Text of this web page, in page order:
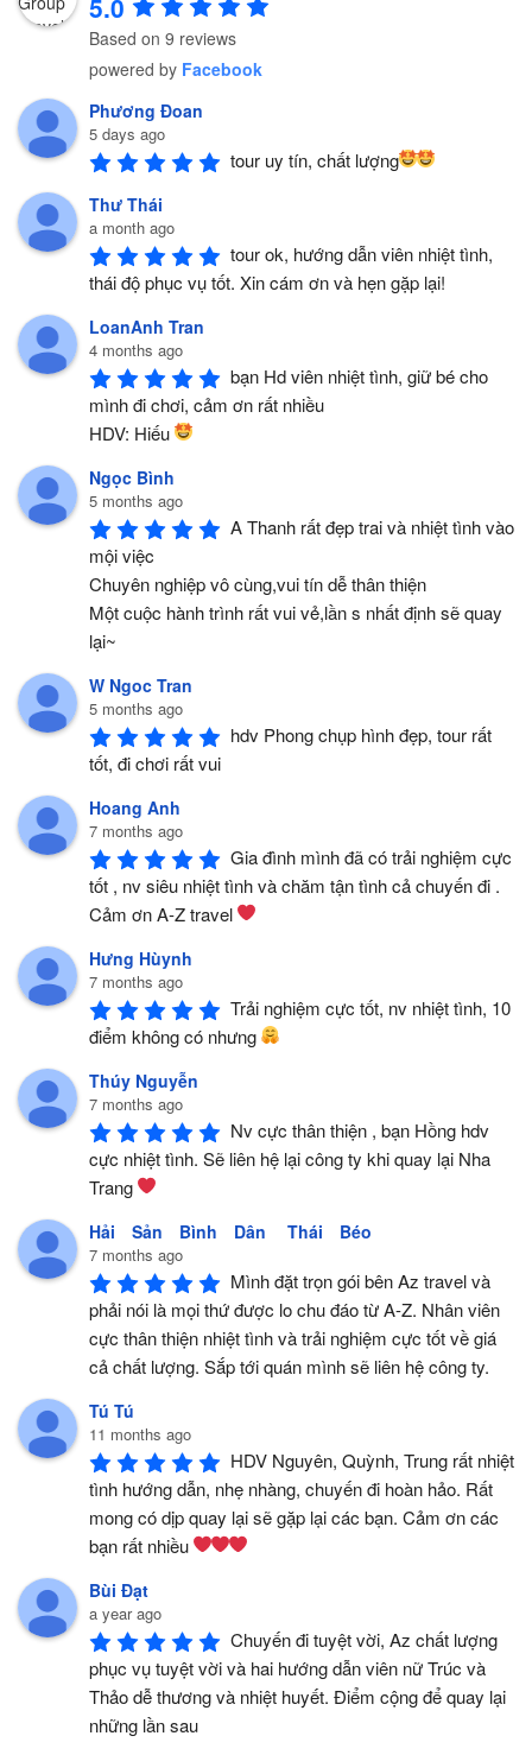
5.0
Based on 9 reviews
powered by Facebook
Phương Đoan
5 days ago
tour uy tín, chất lượng
Thư Thái
a month ago
tour ok, hướng dẫn viên nhiệt tình,
thái độ phục vụ tốt. Xin cám ơn và hẹn gặp lại!
LoanAnh Tran
4 months ago
bạn Hd viên nhiệt tình, giữ bé cho
mình đi chơi, cảm ơn rất nhiều
HDV: Hiếu
Ngọc Bình
5 months ago
A Thanh rất đẹp trai và nhiệt tình vào
mội việc
Chuyên nghiệp vô cùng,vui tín dễ thân thiện
Một cuộc hành trình rất vui vẻ,lần s nhất định sẽ quay
lại~
W Ngoc Tran
5 months ago
hdv Phong chụp hình đẹp, tour rất
tốt, đi chơi rất vui
Hoang Anh
7 months ago
Gia đình mình đã có trải nghiệm cực
tốt , nv siêu nhiệt tình và chăm tận tình cả chuyến đi .
Cảm ơn A-Z travel
Hưng Hùynh
7 months ago
Trải nghiệm cực tốt, nv nhiệt tình, 10
điểm không có nhưng
Thúy Nguyễn
7 months ago
Nv cực thân thiện , bạn Hồng hdv
cực nhiệt tình. Sẽ liên hệ lại công ty khi quay lại Nha
Trang
Hải Sản Bình Dân Thái Béo
7 months ago
Mình đặt trọn gói bên Az travel và
phải nói là mọi thứ được lo chu đáo từ A-Z. Nhân viên
cực thân thiện nhiệt tình và trải nghiệm cực tốt về giá
cả chất lượng. Sắp tới quán mình sẽ liên hệ công ty.
Tú Tú
11 months ago
HDV Nguyên, Quỳnh, Trung rất nhiệt
tình hướng dẫn, nhẹ nhàng, chuyến đi hoàn hảo. Rất
mong có dịp quay lại sẽ gặp lại các bạn. Cảm ơn các
bạn rất nhiều
Bùi Đạt
a year ago
Chuyến đi tuyệt vời, Az chất lượng
phục vụ tuyệt vời và hai hướng dẫn viên nữ Trúc và
Thảo dễ thương và nhiệt huyết. Điểm cộng để quay lại
những lần sau